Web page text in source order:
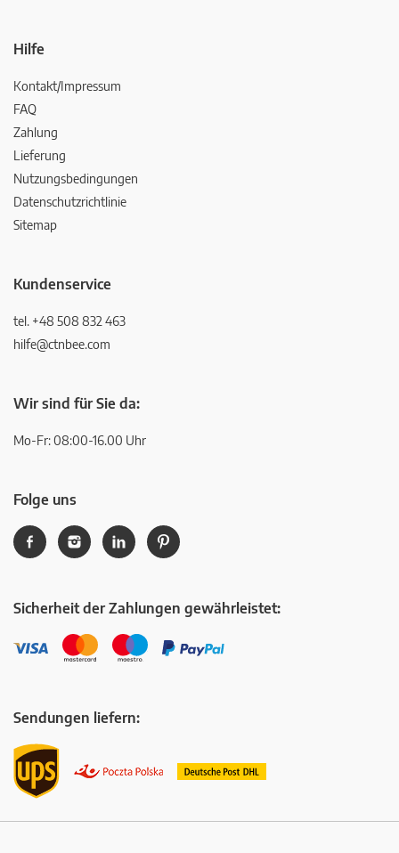
Hilfe
Kontakt/Impressum
FAQ
Zahlung
Lieferung
Nutzungsbedingungen
Datenschutzrichtlinie
Sitemap
Kundenservice
tel. +48 508 832 463
hilfe@ctnbee.com
Wir sind für Sie da:
Mo-Fr: 08:00-16.00 Uhr
Folge uns
Sicherheit der Zahlungen gewährleistet:
Sendungen liefern: